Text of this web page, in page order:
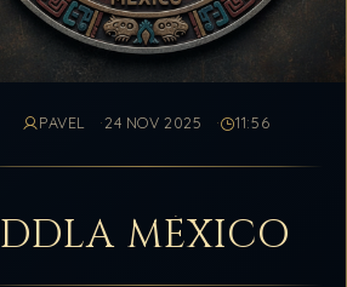
PAVEL 24 NOV 2025 11:56
DDLA MÉXICO